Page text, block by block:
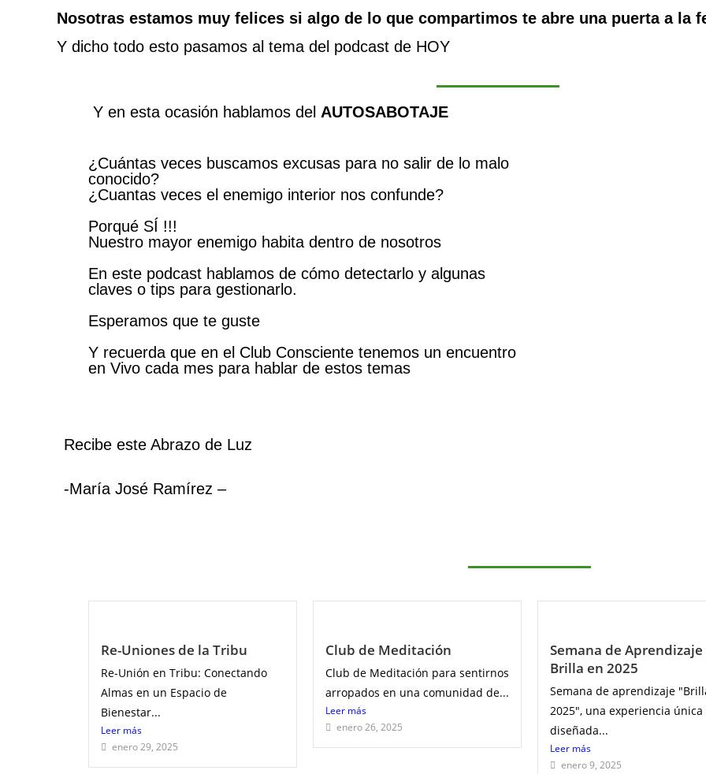
Nosotras estamos muy felices si algo de lo que compartimos te abre una puerta a la
Y dicho todo esto pasamos al tema del podcast de HOY
Y en esta ocasión hablamos del AUTOSABOTAJE
¿Cuántas veces buscamos excusas para no salir de lo malo
conocido?
¿Cuantas veces el enemigo interior nos confunde?
Porqué SÍ !!!
Nuestro mayor enemigo habita dentro de nosotros
En este podcast hablamos de cómo detectarlo y algunas
claves o tips para gestionarlo.
Esperamos que te guste
Y recuerda que en el Club Consciente tenemos un encuentro
en Vivo cada mes para hablar de estos temas
Recibe este Abrazo de Luz
-María José Ramírez –
Re-Uniones de la Tribu
Re-Unión en Tribu: Conectando
Almas en un Espacio de
Bienestar...
Leer más
enero 29, 2025
Club de Meditación
Club de Meditación para sentirnos
arropados en una comunidad de...
Leer más
enero 26, 2025
Semana de Aprendizaje
Brilla en 2025
Semana de aprendizaje
2025", una experiencia única
diseñada...
Leer más
enero 9, 2025